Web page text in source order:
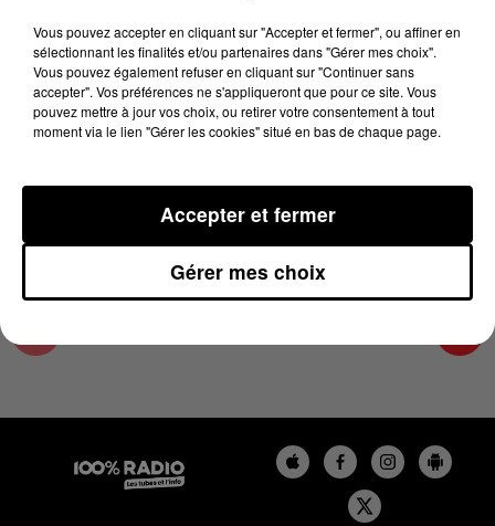
1er mai 2023 - 2 min 19 sec
LES INFOS DE L'HÉRAULT DU 01/05/2023 À
10H00
Podcasts infos de l'Hérault
Vous pouvez accepter en cliquant sur "Accepter et fermer", ou affiner en
sélectionnant les finalités et/ou partenaires dans "Gérer mes choix".
Vous pouvez également refuser en cliquant sur "Continuer sans
accepter". Vos préférences ne s'appliqueront que pour ce site. Vous
pouvez mettre à jour vos choix, ou retirer votre consentement à tout
moment via le lien "Gérer les cookies" situé en bas de chaque page.
Gérer mes choix
Accepter et fermer